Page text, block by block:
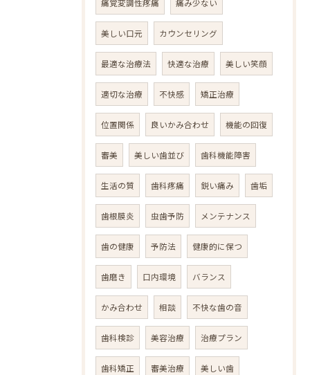
痛覚変調性疼痛 痛み少ない
美しい口元 カウンセリング
最適な治療法 快適な治療 美しい笑顔
適切な治療 不快感 矯正治療
位置関係 良いかみ合わせ 機能の回復
審美 美しい歯並び 歯科機能障害
生活の質 歯科疼痛 鋭い痛み 歯垢
歯根膜炎 虫歯予防 メンテナンス
歯の健康 予防法 健康的に保つ
歯磨き 口内環境 バランス
かみ合わせ 相談 不快な歯の音
歯科検診 美容治療 治療プラン
歯科矯正 審美治療 美しい歯